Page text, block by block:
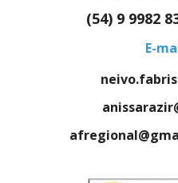
(54) 9 9982
E-